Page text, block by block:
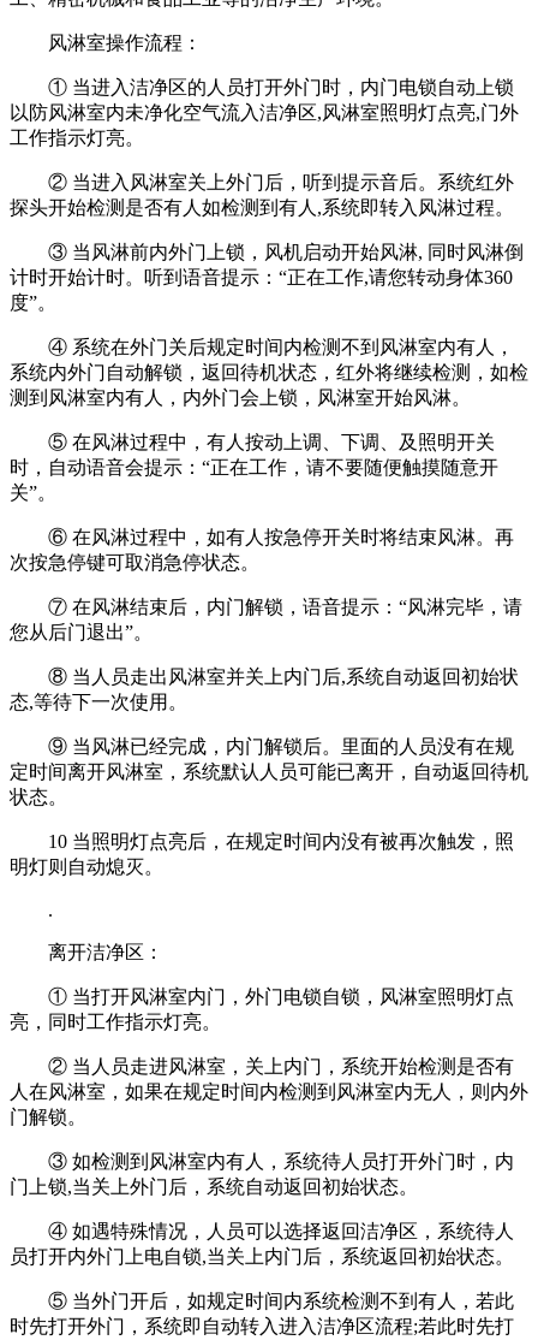
风淋室操作流程：
① 当进入洁净区的人员打开外门时，内门电锁自动上锁
以防风淋室内未净化空气流入洁净区,风淋室照明灯点亮,门外
工作指示灯亮。
② 当进入风淋室关上外门后，听到提示音后。系统红外
探头开始检测是否有人如检测到有人,系统即转入风淋过程。
③ 当风淋前内外门上锁，风机启动开始风淋, 同时风淋倒
计时开始计时。听到语音提示：“正在工作,请您转动身体360
度”。
④ 系统在外门关后规定时间内检测不到风淋室内有人，
系统内外门自动解锁，返回待机状态，红外将继续检测，如检
测到风淋室内有人，内外门会上锁，风淋室开始风淋。
⑤ 在风淋过程中，有人按动上调、下调、及照明开关
时，自动语音会提示：“正在工作，请不要随便触摸随意开
关”。
⑥ 在风淋过程中，如有人按急停开关时将结束风淋。再
次按急停键可取消急停状态。
⑦ 在风淋结束后，内门解锁，语音提示：“风淋完毕，请
您从后门退出”。
⑧ 当人员走出风淋室并关上内门后,系统自动返回初始状
态,等待下一次使用。
⑨ 当风淋已经完成，内门解锁后。里面的人员没有在规
定时间离开风淋室，系统默认人员可能已离开，自动返回待机
状态。
10 当照明灯点亮后，在规定时间内没有被再次触发，照
明灯则自动熄灭。
.
离开洁净区：
① 当打开风淋室内门，外门电锁自锁，风淋室照明灯点
亮，同时工作指示灯亮。
② 当人员走进风淋室，关上内门，系统开始检测是否有
人在风淋室，如果在规定时间内检测到风淋室内无人，则内外
门解锁。
③ 如检测到风淋室内有人，系统待人员打开外门时，内
门上锁,当关上外门后，系统自动返回初始状态。
④ 如遇特殊情况，人员可以选择返回洁净区，系统待人
员打开内外门上电自锁,当关上内门后，系统返回初始状态。
⑤ 当外门开后，如规定时间内系统检测不到有人，若此
时先打开外门，系统即自动转入进入洁净区流程;若此时先打